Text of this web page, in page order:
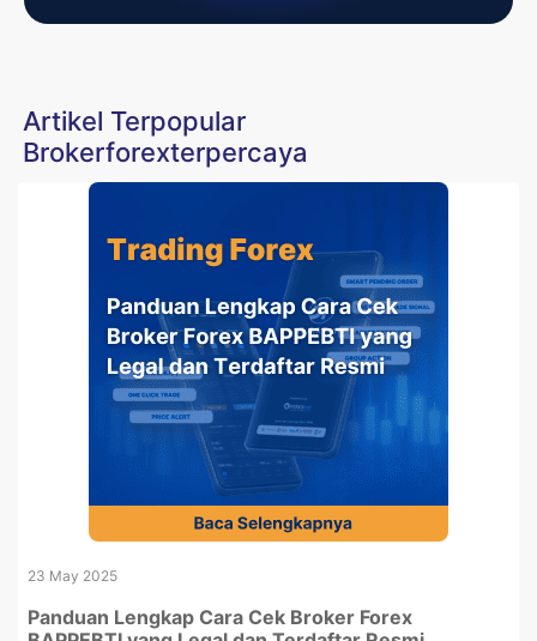
Artikel Terpopular
Brokerforexterpercaya
23 May 2025
Panduan Lengkap Cara Cek Broker Forex